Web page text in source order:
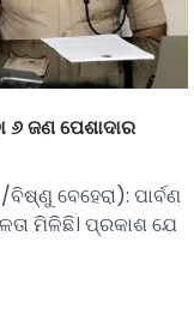
ଜଣ ପେଶାଦାର
ବେହେରା): ପାର୍ବଣ
ମିଳିଛି। ପ୍ରକାଶ ଯେ